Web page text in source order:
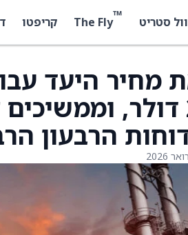
וול סטריט ™
The Fly קריפטו
דולר מ־220 דולר,